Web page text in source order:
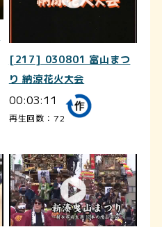
[217] 030801 富山まつ
り 納涼花火大会
00:03:11
再生回数：72